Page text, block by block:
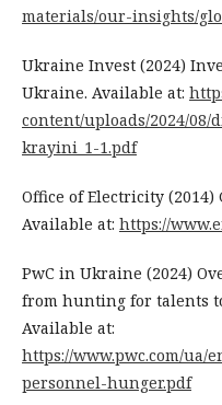
materials/our-insights/
Ukraine Invest (2024)
Ukraine. Available at:
content/uploads/2024/08/
krayini_1-1.pdf
Office of Electricity
Available at: https://
PwC in Ukraine (2024)
from hunting for talents
Available at:
https://www.pwc.com/ua/
personnel-hunger.pdf